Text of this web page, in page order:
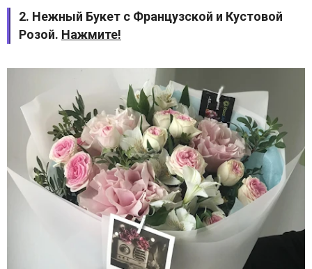
2. Нежный Букет с Французской и Кустовой
Розой. Нажмите!